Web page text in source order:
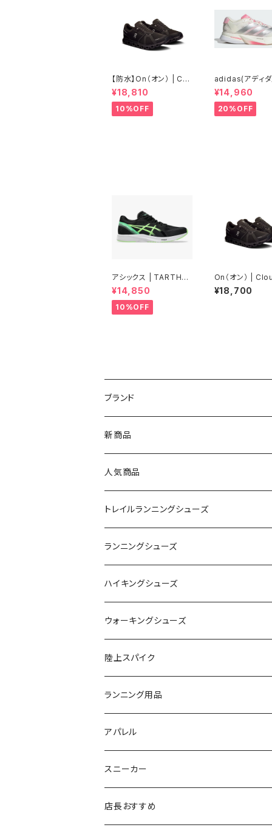
【防水】On（オン） | Clo
ud6 WP | Black/Blac
k | Men
¥18,810
10%OFF
adidas(アディ
Core White /
Metallic /
| Women
¥14,960
20%OFF
アシックス | TARTHER
RP 3 | BLACK/ILLUM
INATE GREEN | Men
¥14,850
10%OFF
On（オン） |
Black/Black |
¥18,700
ブランド
asics（アシックス）
On（オン）
YONEX（ヨネックス）
adidas（アディダス）
SAYSKY（セイスカイ）
NISHI（ニシ）
FOOTMAX（フットマックス）
SIDAS（シダス）
MIZUNO（ミズノ）
THE NORTH FACE
SPRINTS
新商品
人気商品
トレイルランニングシューズ
On
VIKING
asics
adidas
THE NORTH FACE
ランニングシューズ
On
adidas
asics
YONEX
MIZUNO
new balance
PUMA
ハイキングシューズ
On
VIKING
ウォーキングシューズ
YONEX
On
VIKING
陸上スパイク
asics
adidas
MIZUNO
ランニング用品
インソール
シダス
ソックス
FOOTMAX
ポーチ
アパレル
SAYSKY
THE NORTH FACE
スニーカー
THE NORTH FACE
店長おすすめ